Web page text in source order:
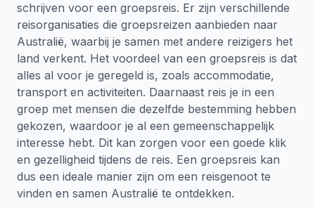
schrijven voor een groepsreis. Er zijn verschillende
reisorganisaties die groepsreizen aanbieden naar
Australië, waarbij je samen met andere reizigers het
land verkent. Het voordeel van een groepsreis is dat
alles al voor je geregeld is, zoals accommodatie,
transport en activiteiten. Daarnaast reis je in een
groep met mensen die dezelfde bestemming hebben
gekozen, waardoor je al een gemeenschappelijk
interesse hebt. Dit kan zorgen voor een goede klik
en gezelligheid tijdens de reis. Een groepsreis kan
dus een ideale manier zijn om een reisgenoot te
vinden en samen Australië te ontdekken.